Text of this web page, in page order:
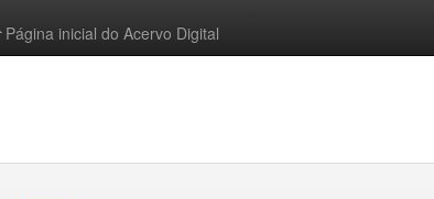
Página inicial do Acervo Digital